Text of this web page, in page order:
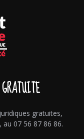
gratuites,
07 56 87 86 86.